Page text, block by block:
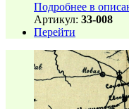
Подробнее в
Артикул: 33-008
Перейти